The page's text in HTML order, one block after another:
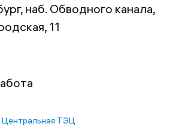
наб. Обводного канала,
11
Центральная ТЭЦ